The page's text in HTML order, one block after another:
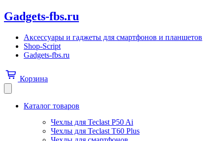
Gadgets-fbs.ru
Аксессуары и гаджеты для смартфонов и планшетов
Shop-Script
Gadgets-fbs.ru
Корзина
Каталог товаров
Чехлы для Teclast P50 Ai
Чехлы для Teclast T60 Plus